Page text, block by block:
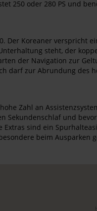
250 oder 280 PS und
Der Koreaner
steht, der
der Navigation zur
darf zur Abrundung des
Zahl an
Sekundenschlaf und
sind ein
beim Ausparken